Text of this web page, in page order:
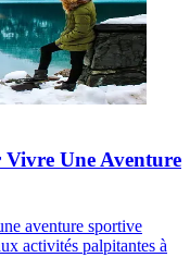
Vivre Une Aventure
aventure sportive
activités palpitantes à